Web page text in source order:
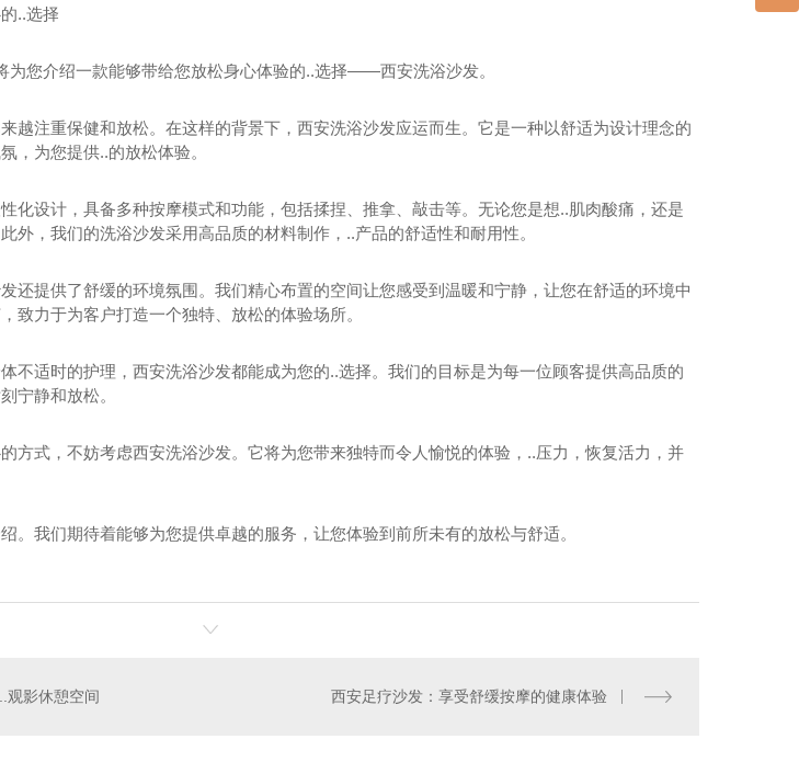
洗浴沙发设计 水疗休息区组合沙发
..选择
为您介绍一款能够带给您放松身心体验的..选择——西安洗浴沙发。
越注重保健和放松。在这样的背景下，西安洗浴沙发应运而生。它是一种以舒适为设计理念的
，为您提供..的放松体验。
化设计，具备多种按摩模式和功能，包括揉捏、推拿、敲击等。无论您是想..肌肉酸痛，还是
外，我们的洗浴沙发采用高品质的材料制作，..产品的舒适性和耐用性。
还提供了舒缓的环境氛围。我们精心布置的空间让您感受到温暖和宁静，让您在舒适的环境中
致力于为客户打造一个独特、放松的体验场所。
不适时的护理，西安洗浴沙发都能成为您的..选择。我们的目标是为每一位顾客提供高品质的
宁静和放松。
方式，不妨考虑西安洗浴沙发。它将为您带来独特而令人愉悦的体验，..压力，恢复活力，并
。我们期待着能够为您提供卓越的服务，让您体验到前所未有的放松与舒适。
观影休憩空间 西安足疗沙发：享受舒缓按摩的健康体验